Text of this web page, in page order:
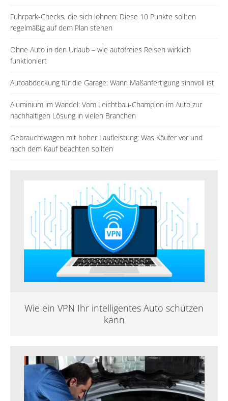
Fuhrpark-Checks, die sich lohnen: Diese 10 Punkte sollten
regelmäßig auf dem Plan stehen
Ohne Auto in den Urlaub – wie autofreies Reisen wirklich
funktioniert
Autoabdeckung für die Garage: Wann Maßanfertigung sinnvoll ist
Aluminium im Wandel: Vom Leichtbau-Champion im Auto zur
nachhaltigen Lösung in vielen Branchen
Gebrauchtwagen mit hoher Laufleistung: Was Käufer vor und
nach dem Kauf beachten sollten
Wie ein VPN Ihr intelligentes Auto schützen
kann